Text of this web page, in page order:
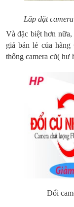
Lắp đặt
Và đặc biệt hơn
giá bán lẻ của hãng
thống camera cũ( hư
Đổi